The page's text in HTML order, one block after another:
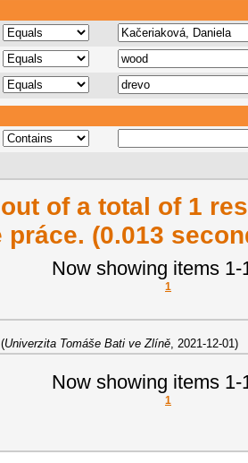
of a total of 1
práce. (0.013
Now showing items 1-
1
(Univerzita Tomáše Bati ve Zlíně, 2021-12-01)
Now showing items 1-
1